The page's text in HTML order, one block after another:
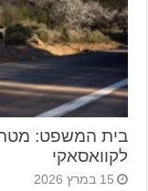
בית המשפט:
לקוואסאקי
15 במרץ 2026